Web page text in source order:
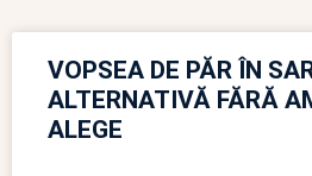
VOPSEA DE PĂR ÎN
ALTERNATIVĂ FĂRĂ
ALEGE